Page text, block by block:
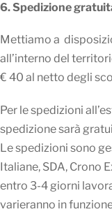
6. Spedizione
Mettiamo a
all’interno del
€ 40 al netto degli
Per le spedizioni
spedizione sarà
Le spedizioni sono
Italiane, SDA, Crono
entro 3-4 giorni
varieranno in